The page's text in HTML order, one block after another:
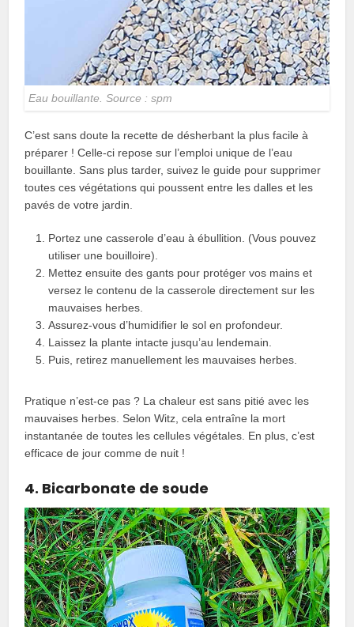
Eau bouillante. Source : spm
C’est sans doute la recette de désherbant la plus facile à
préparer ! Celle-ci repose sur l’emploi unique de l’eau
bouillante. Sans plus tarder, suivez le guide pour supprimer
toutes ces végétations qui poussent entre les dalles et les
pavés de votre jardin.
Portez une casserole d’eau à ébullition. (Vous pouvez
utiliser une bouilloire).
Mettez ensuite des gants pour protéger vos mains et
versez le contenu de la casserole directement sur les
mauvaises herbes.
Assurez-vous d’humidifier le sol en profondeur.
Laissez la plante intacte jusqu’au lendemain.
Puis, retirez manuellement les mauvaises herbes.
Pratique n’est-ce pas ? La chaleur est sans pitié avec les
mauvaises herbes. Selon Witz, cela entraîne la mort
instantanée de toutes les cellules végétales. En plus, c’est
efficace de jour comme de nuit !
4. Bicarbonate de soude